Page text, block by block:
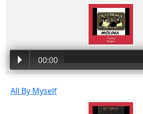
00:00
All By Myself